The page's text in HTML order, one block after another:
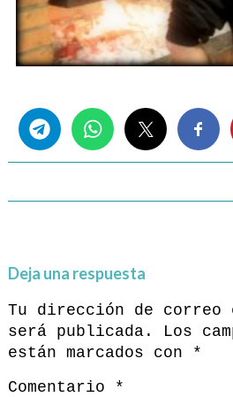
Deja una respuesta
Tu dirección de correo
será publicada.
Los
están marcados con
*
Comentario
*